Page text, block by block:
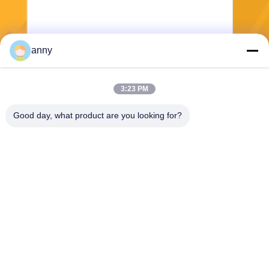
Στείλε
anny
3:23 PM
Good day, what product are you looking for?